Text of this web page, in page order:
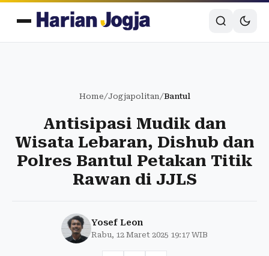
Home/Jogjapolitan/Bantul
Antisipasi Mudik dan
Wisata Lebaran, Dishub dan
Polres Bantul Petakan Titik
Rawan di JJLS
Yosef Leon
Rabu, 12 Maret 2025 19:17 WIB